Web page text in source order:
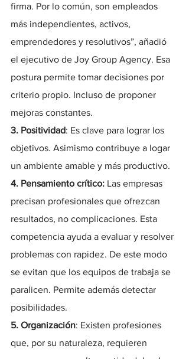
firma. Por lo común, son empleados
más independientes, activos,
emprendedores y resolutivos”, añadió
el ejecutivo de Joy Group Agency. Esa
postura permite tomar decisiones por
criterio propio. Incluso de proponer
mejoras constantes.
3. Positividad: Es clave para lograr los
objetivos. Asimismo contribuye a logar
un ambiente amable y más productivo.
4. Pensamiento crítico: Las empresas
precisan profesionales que ofrezcan
resultados, no complicaciones. Esta
competencia ayuda a evaluar y resolver
problemas con rapidez. De este modo
se evitan que los equipos de trabaja se
paralicen. Permite además detectar
posibilidades.
5. Organización: Existen profesiones
que, por su naturaleza, requieren